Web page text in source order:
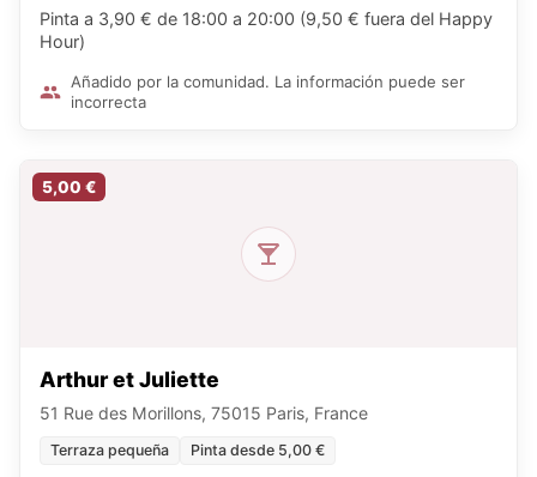
Pinta a 3,90 € de 18:00 a 20:00 (9,50 € fuera del Happy
Hour)
Añadido por la comunidad. La información puede ser
incorrecta
5,00 €
Arthur et Juliette
51 Rue des Morillons, 75015 Paris, France
Terraza pequeña Pinta desde 5,00 €